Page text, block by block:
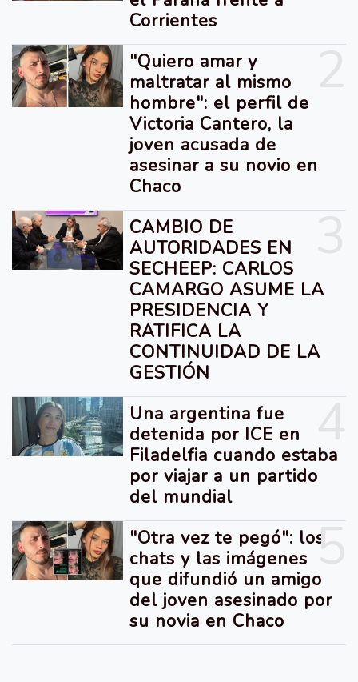
Corrientes
"Quiero amar y
maltratar al mismo
hombre": el perfil de
Victoria Cantero, la
joven acusada de
asesinar a su novio en
Chaco
CAMBIO DE
AUTORIDADES EN
SECHEEP: CARLOS
CAMARGO ASUME LA
PRESIDENCIA Y
RATIFICA LA
CONTINUIDAD DE LA
GESTIÓN
Una argentina fue
detenida por ICE en
Filadelfia cuando estaba
por viajar a un partido
del mundial
5
"Otra vez te pegó": los
chats y las imágenes
que difundió un amigo
del joven asesinado por
su novia en Chaco